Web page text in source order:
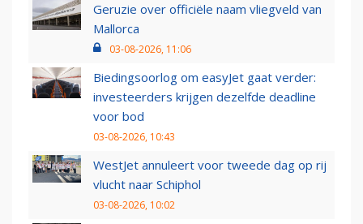
Geruzie over officiële naam vliegveld van
Mallorca
03-08-2026, 11:06
Biedingsoorlog om easyJet gaat verder:
investeerders krijgen dezelfde deadline
voor bod
03-08-2026, 10:43
WestJet annuleert voor tweede dag op rij
vlucht naar Schiphol
03-08-2026, 10:02